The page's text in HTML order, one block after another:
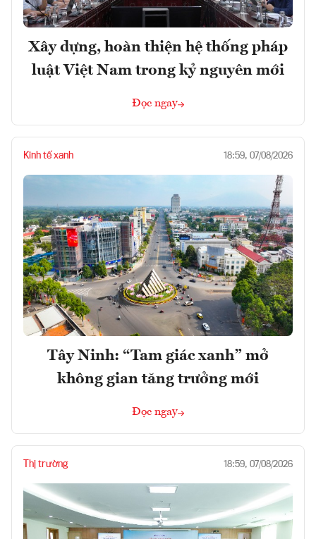
Xây dựng, hoàn thiện hệ thống pháp
luật Việt Nam trong kỷ nguyên mới
Đọc ngay
Kinh tế xanh 18:59, 07/08/2026
Tây Ninh: “Tam giác xanh” mở
không gian tăng trưởng mới
Đọc ngay
Thị trường 18:59, 07/08/2026